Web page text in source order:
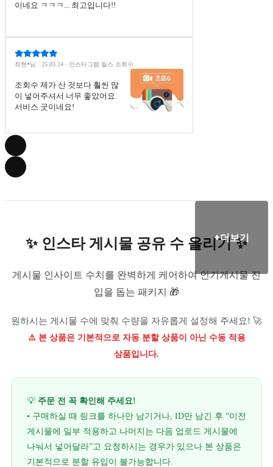
이네요 ㅋㅋㅋ... 최고입니다!!
최현*님 · 25.03.24 · 인스타그램 릴스 조회수
조회수 제가 산 것보다 훨씬 많
이 넣어주셔서 너무 좋았어요.
서비스 굿이네요!
✨ 인스타 게시물 공유 수 올리기 ✨
게시물 인사이트 수치를 완벽하게 케어하여 인기게시물 진
입을 돕는 패키지 🎁
원하시는 게시물 수에 맞춰 수량을 자유롭게 설정해 주세요! 🚀
⚠️ 본 상품은 기본적으로 자동 분할 상품이 아닌 수동 적용
상품입니다.
💡 주문 전 꼭 확인해 주세요!
• 구매하실 때 링크를 하나만 남기거나, ID만 남긴 후 “이전
게시물에 일부 적용하고 나머지는 다음 업로드 게시물에
나눠서 넣어달라”고 요청하시는 경우가 있으나 본 상품은
기본적으로 분할 유입이 불가능합니다.
+더보기